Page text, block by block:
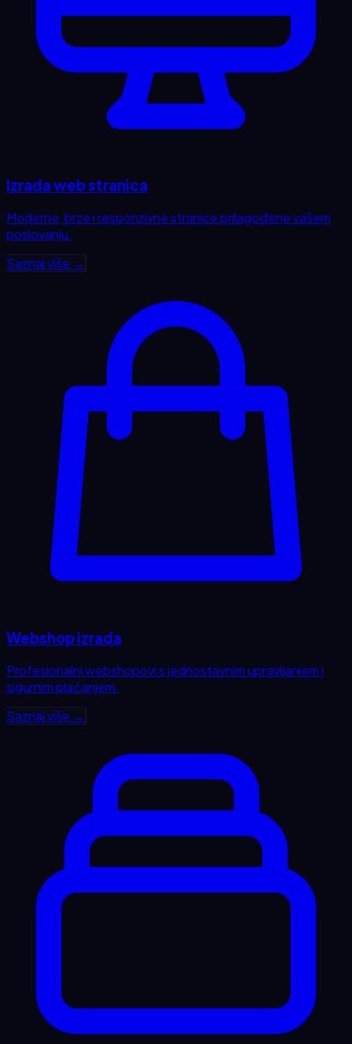
Izrada web stranica
Moderne, brze i responzivne stranice prilagođene vašem
poslovanju.
Saznaj više →
Webshop izrada
Profesionalni webshopovi s jednostavnim upravljanjem i
sigurnim plaćanjem.
Saznaj više →